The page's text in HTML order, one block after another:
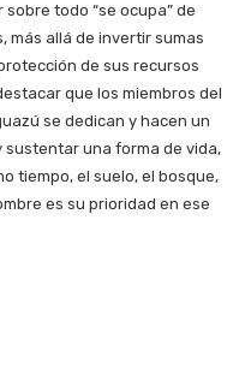
todo “se ocupa” de
más allá de invertir sumas
de sus recursos
que los miembros del
se dedican y hacen un
una forma de vida,
tiempo, el suelo, el bosque,
es su prioridad en ese